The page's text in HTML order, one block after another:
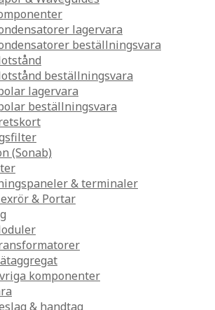
lagervara
beställningsvara
beställningsvara
lagervara
beställningsvara
(Sonab)
& terminaler
& Portar
komponenter
& handtag